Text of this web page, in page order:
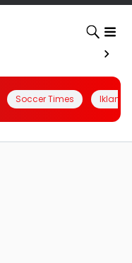
Soccer Times Iklanin